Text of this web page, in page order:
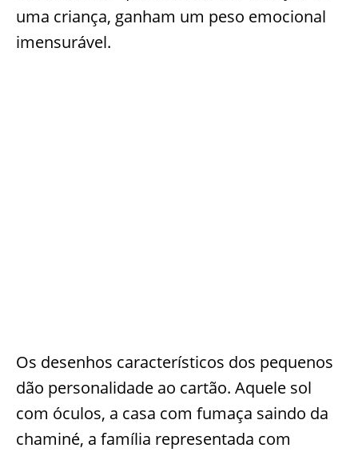
uma criança, ganham um peso emocional
imensurável.
Os desenhos característicos dos pequenos
dão personalidade ao cartão. Aquele sol
com óculos, a casa com fumaça saindo da
chaminé, a família representada com